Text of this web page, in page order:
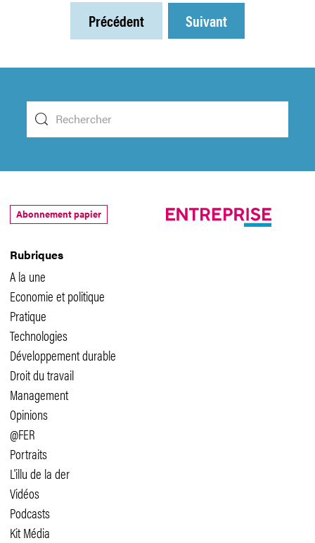
Précédent Suivant
Rubriques
A la une
Economie et politique
Pratique
Technologies
Développement durable
Droit du travail
Management
Opinions
@FER
Portraits
L'illu de la der
Vidéos
Podcasts
Kit Média
Abonnement papier